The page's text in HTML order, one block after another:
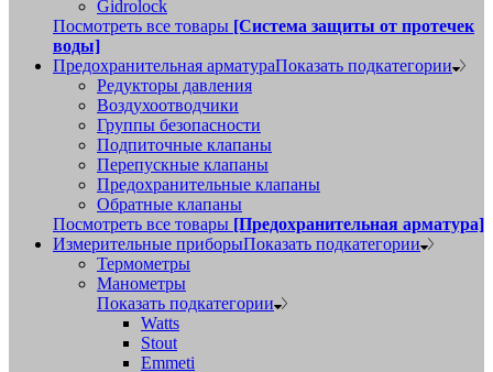
Gidrolock
Посмотреть все товары [Система защиты от протечек
воды]
Предохранительная арматураПоказать подкатегории
Редукторы давления
Воздухоотводчики
Группы безопасности
Подпиточные клапаны
Перепускные клапаны
Предохранительные клапаны
Обратные клапаны
Посмотреть все товары [Предохранительная арматура]
Измерительные приборыПоказать подкатегории
Термометры
Манометры
Показать подкатегории
Watts
Stout
Emmeti